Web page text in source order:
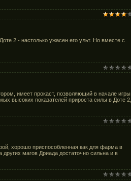
2 - настолько ужасен его ульт. Но вместе с
имеет прокаст, позволяющий в начале игры
высоких показателей прироста силы в Доте 2,
хорошо приспособленная как для фарма в
магов Дриада достаточно сильна и в